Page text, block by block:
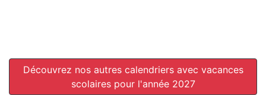
Découvrez nos autres calendriers avec vacances
scolaires pour l'année 2027